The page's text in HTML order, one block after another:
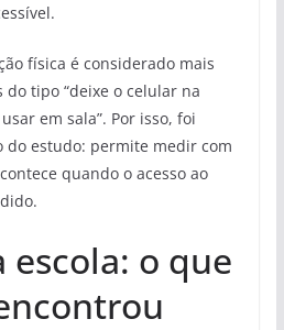
física é considerado mais
tipo “deixe o celular na
em sala”. Por isso, foi
do estudo: permite medir com
quando o acesso ao
escola: o que